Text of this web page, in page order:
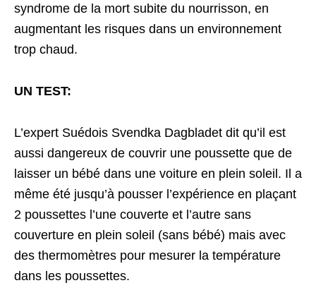
syndrome de la mort subite du nourrisson, en
augmentant les risques dans un environnement
trop chaud.
UN TEST:
L’expert Suédois Svendka Dagbladet dit qu’il est
aussi dangereux de couvrir une poussette que de
laisser un bébé dans une voiture en plein soleil. Il a
même été jusqu’à pousser l’expérience en plaçant
2 poussettes l’une couverte et l’autre sans
couverture en plein soleil (sans bébé) mais avec
des thermomètres pour mesurer la température
dans les poussettes.